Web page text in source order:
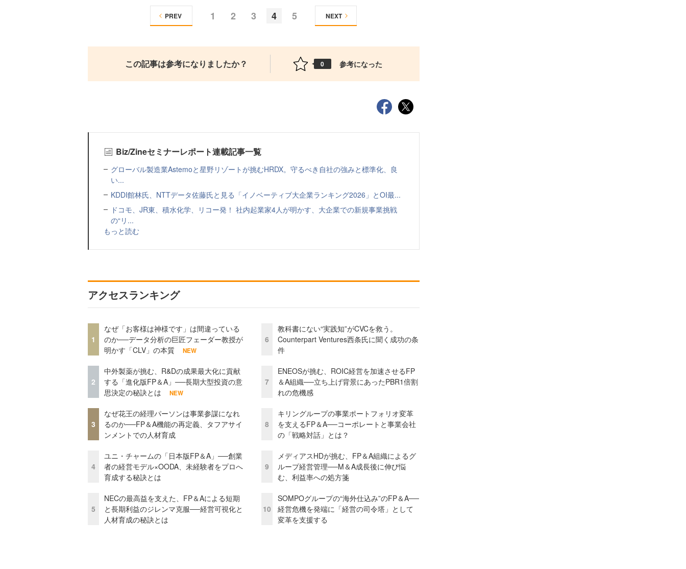
1 2 3 4 5
PREV NEXT
この記事は参考になりましたか？ 0 参考になった
Biz/Zineセミナーレポート連載記事一覧
グローバル製造業Astemoと星野リゾートが挑むHRDX。守るべき自社の強みと標準化、良
い...
KDDI館林氏、NTTデータ佐藤氏と見る「イノベーティブ大企業ランキング2026」とOI最...
ドコモ、JR東、積水化学、リコー発！ 社内起業家4人が明かす、大企業での新規事業挑戦
の“リ...
もっと読む
アクセスランキング
1
なぜ「お客様は神様です」は間違っている
のか──データ分析の巨匠フェーダー教授が
明かす「CLV」の本質
NEW
2
中外製薬が挑む、R&Dの成果最大化に貢献
する「進化版FP＆A」──長期大型投資の意
思決定の秘訣とは
NEW
3
なぜ花王の経理パーソンは事業参謀になれ
るのか──FP＆A機能の再定義、タフアサイ
ンメントでの人材育成
4
ユニ・チャームの「日本版FP＆A」──創業
者の経営モデル×OODA、未経験者をプロへ
育成する秘訣とは
5
NECの最高益を支えた、FP＆Aによる短期
と長期利益のジレンマ克服──経営可視化と
人材育成の秘訣とは
6
教科書にない“実践知”がCVCを救う。
Counterpart Ventures西条氏に聞く成功の条
件
7
ENEOSが挑む、ROIC経営を加速させるFP
＆A組織──立ち上げ背景にあったPBR1倍割
れの危機感
8
キリングループの事業ポートフォリオ変革
を支えるFP＆A──コーポレートと事業会社
の「戦略対話」とは？
9
メディアスHDが挑む、FP＆A組織によるグ
ループ経営管理──M＆A成長後に伸び悩
む、利益率への処方箋
10
SOMPOグループの“海外仕込み”のFP＆A──
経営危機を発端に「経営の司令塔」として
変革を支援する